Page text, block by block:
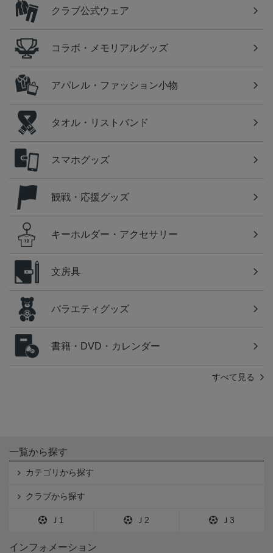
クラブ公式ウェア
コラボ・メモリアルグッズ
アパレル・ファッション小物
タオル・リストバンド
スマホグッズ
観戦・応援グッズ
キーホルダー・アクセサリー
文房具
バラエティグッズ
書籍・DVD・カレンダー
すべて見る
一覧から探す
カテゴリから探す
クラブから探す
Ｊ1 Ｊ2 Ｊ3
インフォメーション